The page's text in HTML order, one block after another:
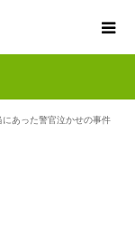
あった警官泣かせの事件